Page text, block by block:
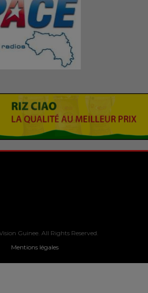
Guinee. All Rights Reserved.
Mentions légales